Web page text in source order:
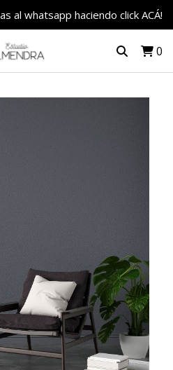
al whatsapp haciendo click ACÁ!
0